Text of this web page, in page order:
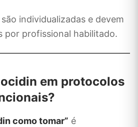
individualizadas e devem
por profissional habilitado.
em protocolos
como tomar” é